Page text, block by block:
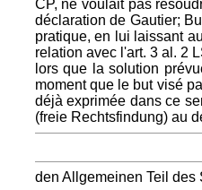
CP, ne voulait pas
déclaration de Gautier;
pratique, en lui laissant
relation avec l'art. 3 al. 2
lors que la solution
moment que le but visé
déjà exprimée dans ce
(freie Rechtsfindung) au
den Allgemeinen Teil des